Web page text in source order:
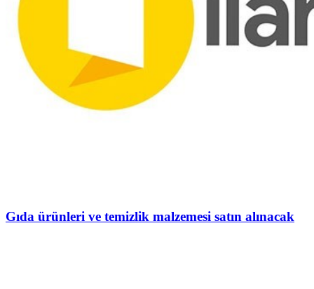
Gıda ürünleri ve temizlik malzemesi satın alınacak